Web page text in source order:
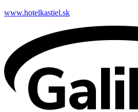
www.hotelkastiel.sk